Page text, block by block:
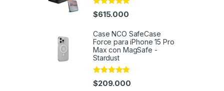
Rated 4.91
out of 5
$615.000
Case NCO SafeCase
Force para iPhone 15 Pro
Max con MagSafe -
Stardust
Rated4.91
out of 5
$209.000